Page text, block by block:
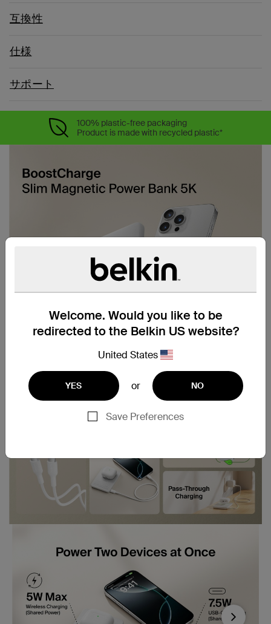
Welcome. Would you like to be
redirected to the Belkin US website?
United States
YES or NO
Save Preferences
互換性
仕様
サポート
100% plastic-free packaging
Product is made with recycled plastic*